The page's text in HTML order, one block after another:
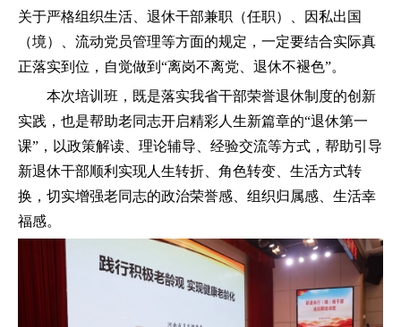
关于严格组织生活、退休干部兼职（任职）、因私出国
（境）、流动党员管理等方面的规定，一定要结合实际真
正落实到位，自觉做到“离岗不离党、退休不褪色”。
本次培训班，既是落实我省干部荣誉退休制度的创新
实践，也是帮助老同志开启精彩人生新篇章的“退休第一
课”，以政策解读、理论辅导、经验交流等方式，帮助引导
新退休干部顺利实现人生转折、角色转变、生活方式转
换，切实增强老同志的政治荣誉感、组织归属感、生活幸
福感。